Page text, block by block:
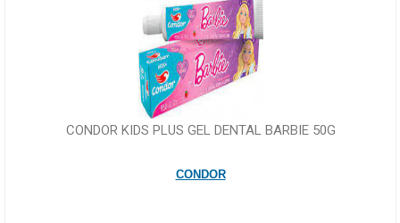
CONDOR KIDS PLUS GEL DENTAL BARBIE 50G
CONDOR